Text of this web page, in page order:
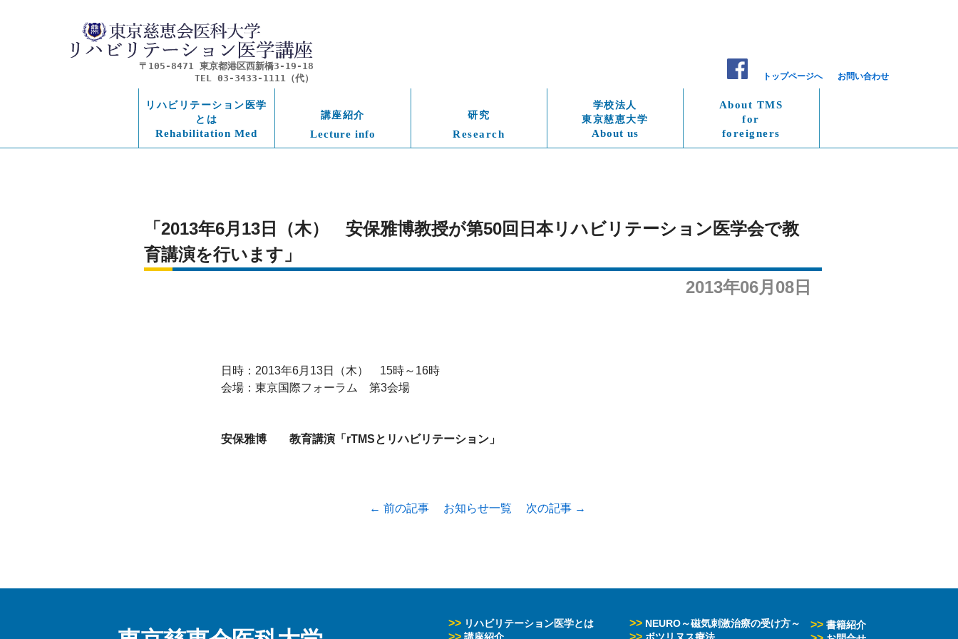
〒105-8471 東京都港区西新橋3-19-18
TEL 03-3433-1111（代）
トップページへ お問い合わせ
リハビリテーション医学
とは
Rehabilitation Med
講座紹介
Lecture info
研究
Research
学校法人
東京慈恵大学
About us
About TMS
for
foreigners
「2013年6月13日（木）　安保雅博教授が第50回日本リハビリテーション医学会で教
育講演を行います」
2013年06月08日
日時：2013年6月13日（木）　15時～16時
会場：東京国際フォーラム　第3会場
安保雅博　　教育講演「rTMSとリハビリテーション」
← 前の記事 お知らせ一覧 次の記事 →
>> リハビリテーション医学とは
>>
>> NEURO～磁気刺激治療の受け方～
>>
>> 書籍紹介